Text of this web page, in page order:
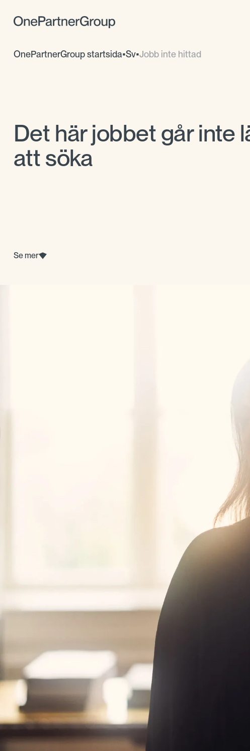
OnePartnerGroup startsida•Sv•Jobb inte hittad
Det här jobbet går inte
att söka
Se mer